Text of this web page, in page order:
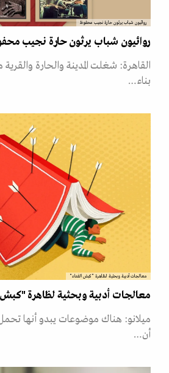
روائيون شباب يرثون حارة نجيب محفوظ
روائيون شباب يرثون حارة نجيب
القاهرة: شغلت المدينة والحارة
بناء…
معالجات أدبية وبحثية لظاهرة "كبش الفداء"
معالجات أدبية وبحثية لظاهرة "كبش
ميلانو: هناك موضوعات يبدو أنها
أن…